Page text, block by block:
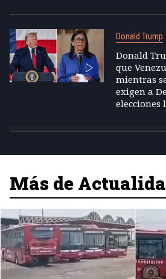
Donald Trump
Donald
que
mientras
exigen a
elecciones
Más de